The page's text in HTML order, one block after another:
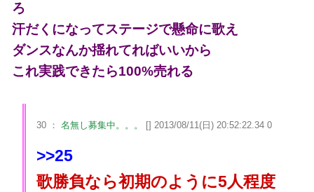
ろ
汗だくになってステージで懸命に歌え
ダンスなんか揺れてればいいから
これ実践できたら100%売れる
30 ： 名無し募集中。。。 [] 2013/08/11(日) 20:52:22.34 0
>>25
歌勝負なら初期のように5人程度